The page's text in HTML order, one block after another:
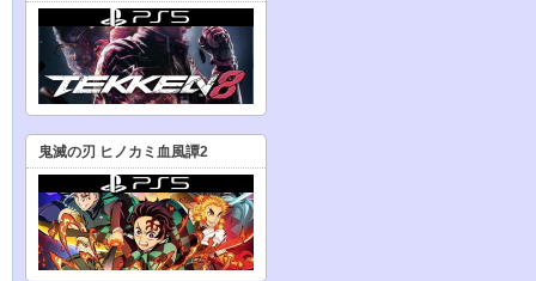
鬼滅の刃 ヒノカミ血風譚2